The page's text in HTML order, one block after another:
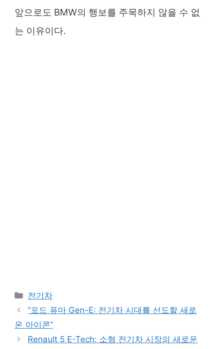
앞으로도 BMW의 행보를 주목하지 않을 수 없
는 이유이다.
Categories
전기차
“포드 퓨마 Gen-E: 전기차 시대를 선도할 새로
운 아이콘”
Renault 5 E-Tech: 소형 전기차 시장의 새로운